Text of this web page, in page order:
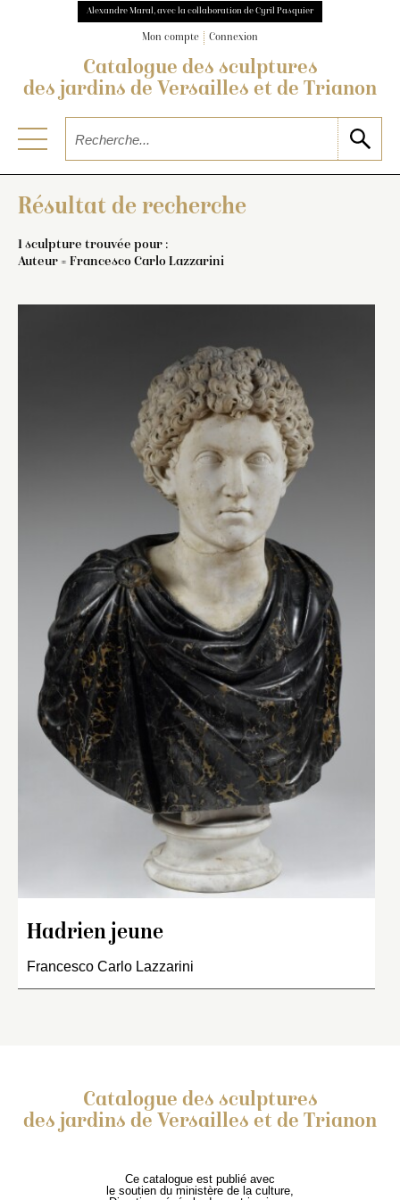
Alexandre Maral, avec la collaboration de Cyril Pasquier
Mon compte Connexion
Catalogue des sculptures
des jardins de Versailles et de Trianon
Résultat de recherche
1 sculpture trouvée pour :
Auteur = Francesco Carlo Lazzarini
Hadrien jeune
Francesco Carlo Lazzarini
Catalogue des sculptures
des jardins de Versailles et de Trianon
Ce catalogue est publié avec
le soutien du ministère de la culture,